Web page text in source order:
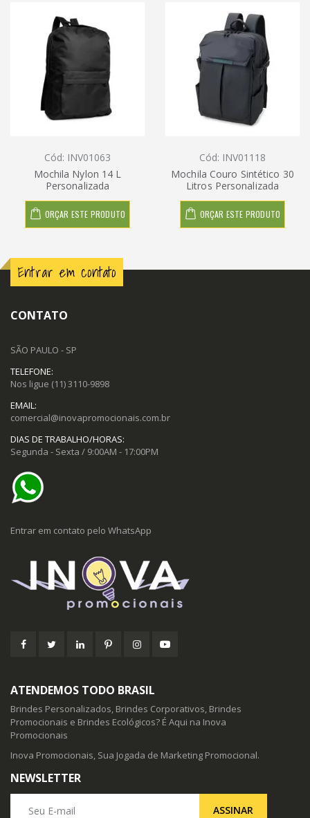
Cód: INV01063
Mochila Nylon 14 L
Personalizada
ORÇAR ESTE PRODUTO
Cód: INV01118
Mochila Couro Sintético 30
Litros Personalizada
ORÇAR ESTE PRODUTO
Entrar em contato
CONTATO
SÃO PAULO - SP
TELEFONE:
Nos ligue (11) 3110-9898
EMAIL:
comercial@inovapromocionais.com.br
DIAS DE TRABALHO/HORAS:
Segunda - Sexta / 9:00AM - 17:00PM
Entrar em contato pelo WhatsApp
ATENDEMOS TODO BRASIL
Brindes Personalizados, Brindes Corporativos, Brindes
Promocionais e Brindes Ecológicos? É Aqui na Inova
Promocionais
Inova Promocionais, Sua Jogada de Marketing Promocional.
NEWSLETTER
ASSINAR